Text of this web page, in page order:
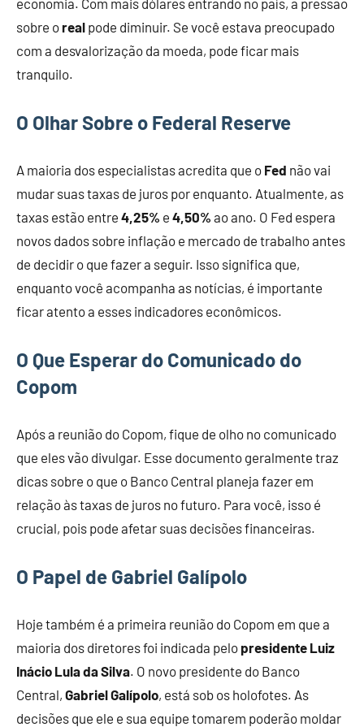
economia. Com mais dólares entrando no país, a pressão
sobre oreal pode diminuir. Se você estava preocupado
com a desvalorização da moeda, pode ficar mais
tranquilo.
O Olhar Sobre o Federal Reserve
A maioria dos especialistas acredita que o Fed não vai
mudar suas taxas de juros por enquanto. Atualmente, as
taxas estão entre 4,25% e 4,50% ao ano. O Fed espera
novos dados sobre inflação e mercado de trabalho antes
de decidir o que fazer a seguir. Isso significa que,
enquanto você acompanha as notícias, é importante
ficar atento a esses indicadores econômicos.
O Que Esperar do Comunicado do
Copom
Após a reunião do Copom, fique de olho no comunicado
que eles vão divulgar. Esse documento geralmente traz
dicas sobre o que o Banco Central planeja fazer em
relação às taxas de juros no futuro. Para você, isso é
crucial, pois pode afetar suas decisões financeiras.
O Papel de Gabriel Galípolo
Hoje também é a primeira reunião do Copom em que a
maioria dos diretores foi indicada pelo presidente Luiz
Inácio Lula da Silva. O novo presidente do Banco
Central, Gabriel Galípolo, está sob os holofotes. As
decisões que ele e sua equipe tomarem poderão moldar